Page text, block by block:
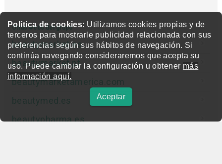
Política de cookies: Utilizamos cookies propias y de
terceros para mostrarle publicidad relacionada con sus
preferencias según sus hábitos de navegación. Si
continúa navegando consideraremos que acepta su
uso. Puede cambiar la configuración u obtener más
información aquí.
Aceptar
Otras webs del grupo
beautymarket.es
beautymarket.pt
beautymarketamerica.com
beautymed.es
beautypharma.es